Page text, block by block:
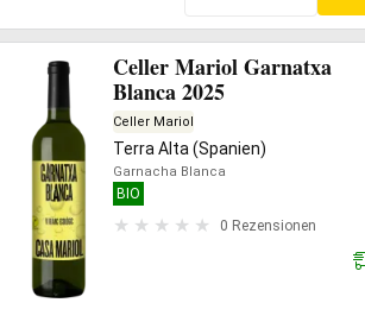
Celler Mariol Garnatxa
Blanca 2025
Celler Mariol
Terra Alta (Spanien)
Garnacha Blanca
BIO
0 Rezensionen